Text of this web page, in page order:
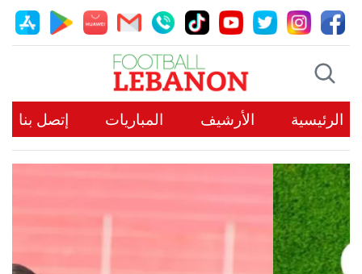
الرئيسية الأرشيف المباريات إتصل بنا